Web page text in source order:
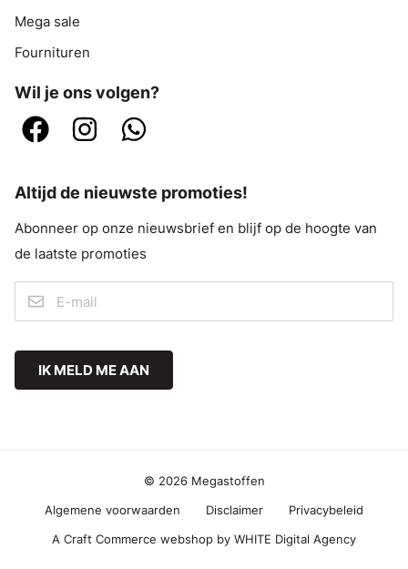
Mega sale
Fournituren
Wil je ons volgen?
Altijd de nieuwste promoties!
Abonneer op onze nieuwsbrief en blijf op de hoogte van
de laatste promoties
IK MELD ME AAN
© 2026 Megastoffen
A Craft Commerce webshop by WHITE Digital Agency
Algemene voorwaarden Disclaimer Privacybeleid